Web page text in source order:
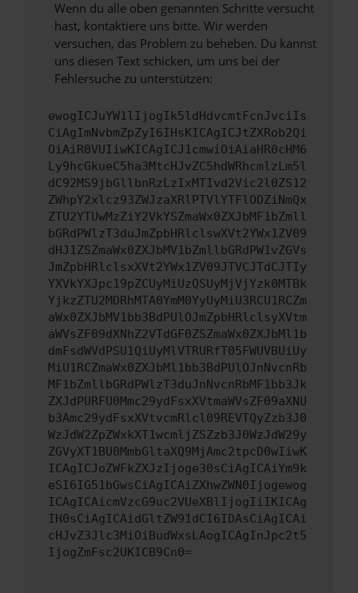
Wenn du alle oben genannten Schritte versucht
hast, kontaktiere uns bitte. Wir werden
versuchen, das Problem zu beheben. Du kannst
uns diesen Text schicken, um uns bei der
Fehlersuche zu unterstützen:
ewogICJuYW1lIjogIk5ldHdvcmtFcnJvciIs
CiAgImNvbmZpZyI6IHsKICAgICJtZXRob2Qi
OiAiR0VUIiwKICAgICJ1cmwiOiAiaHR0cHM6
Ly9hcGkueC5ha3MtcHJvZC5hdWRhcmlzLm5l
dC92MS9jbGllbnRzLzIxMTIvd2Vic2l0ZS12
ZWhpY2xlcz93ZWJzaXRlPTVlYTFlODZiNmQx
ZTU2YTUwMzZiY2VkYSZmaWx0ZXJbMF1bZmll
bGRdPWlzT3duJmZpbHRlclswXVt2YWx1ZV09
dHJ1ZSZmaWx0ZXJbMV1bZmllbGRdPW1vZGVs
JmZpbHRlclsxXVt2YWx1ZV09JTVCJTdCJTIy
YXVkYXJpc19pZCUyMiUzQSUyMjVjYzk0MTBk
YjkzZTU2MDRhMTA0YmM0YyUyMiU3RCU1RCZm
aWx0ZXJbMV1bb3BdPUlOJmZpbHRlclsyXVtm
aWVsZF09dXNhZ2VTdGF0ZSZmaWx0ZXJbMl1b
dmFsdWVdPSU1QiUyMlVTRURfT05FWUVBUiUy
MiU1RCZmaWx0ZXJbMl1bb3BdPUlOJnNvcnRb
MF1bZmllbGRdPWlzT3duJnNvcnRbMF1bb3Jk
ZXJdPURFU0Mmc29ydFsxXVtmaWVsZF09aXNU
b3Amc29ydFsxXVtvcmRlcl09REVTQyZzb3J0
WzJdW2ZpZWxkXT1wcmljZSZzb3J0WzJdW29y
ZGVyXT1BU0MmbGltaXQ9MjAmc2tpcD0wIiwK
ICAgICJoZWFkZXJzIjoge30sCiAgICAiYm9k
eSI6IG51bGwsCiAgICAiZXhwZWN0Ijogewog
ICAgICAicmVzcG9uc2VUeXBlIjogIiIKICAg
IH0sCiAgICAidGltZW91dCI6IDAsCiAgICAi
cHJvZ3Jlc3MiOiBudWxsLAogICAgInJpc2t5
IjogZmFsc2UKICB9Cn0=